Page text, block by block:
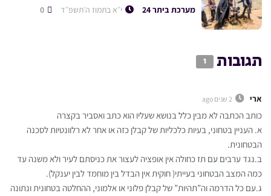
מערכת ביתר 24 י״א בתמוז ה׳תשפ״ד
תגובות 1
ארי 2 שנים ago
כותב הכתבה לא מבין כלל בנושא שעליו הוא כתב ואסביר בקצרה
א. העניין בטחוני, בעיות כלכליות של קבלן כזה או אחר לא רלוונטיות לסכנה
הבטחונית.
ב.נגד ערבים עם תז כחולה אין אופציה לעצור את כניסתם לעיר ולא משנה עד
כמה המצב הבטחוני בעייתי( חוקית אין הבדל בין מוחמד לבין יענקל).
ג.עם כל הדרמה וה”תהיות” של קבלן פלוני או אלמוני, ההחלטה בטחונית ונתונה